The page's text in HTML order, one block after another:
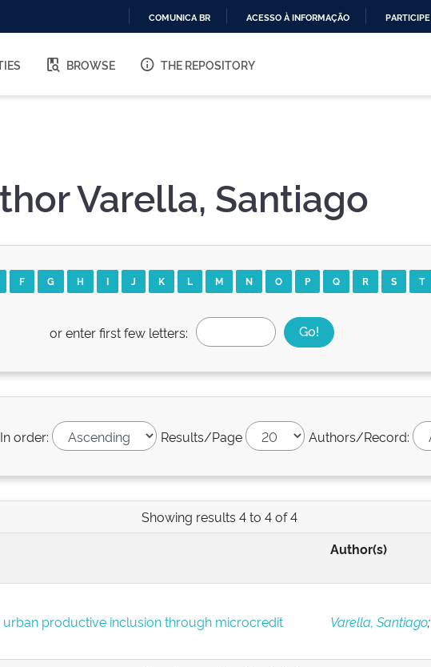
O
COMUNICA BR ACESSO À INFORMAÇÃO PARTICIPE
BROWSE THE REPOSITORY
Varella, Santiago
F G H I J K L M N O P Q R S T
or enter first few letters:
In order: Results/Page Authors/Record:
Showing results 4 to 4 of 4
Author(s)
productive inclusion through microcredit Varella, Santiago;